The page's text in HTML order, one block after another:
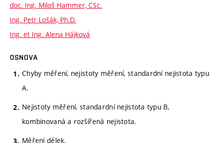
doc. Ing. Miloš Hammer, CSc.
Ing. Petr Lošák, Ph.D.
Ing. et Ing. Alena Hájková
OSNOVA
Chyby měření, nejistoty měření, standardní nejistota typu
A.
Nejistoty měření, standardní nejistota typu B,
kombinovaná a rozšířená nejistota.
Měření délek.